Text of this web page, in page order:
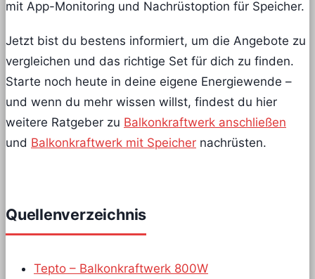
mit App-Monitoring und Nachrüstoption für Speicher.
Jetzt bist du bestens informiert, um die Angebote zu
vergleichen und das richtige Set für dich zu finden.
Starte noch heute in deine eigene Energiewende –
und wenn du mehr wissen willst, findest du hier
weitere Ratgeber zu Balkonkraftwerk anschließen
und Balkonkraftwerk mit Speicher nachrüsten.
Quellenverzeichnis
Tepto – Balkonkraftwerk 800W